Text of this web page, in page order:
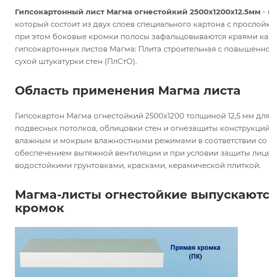
Гипсокартонный лист Магма огнестойкий 2500х1200х12.5мм -
который состоит из двух слоев специального картона с
при этом боковые кромки полосы зафальцовываются краями
гипсокартонных листов Магма: Плита строительная с
сухой штукатурки стен (ПлСтО).
Область применения Магма листа
Гипсокартон Магма огнестойкий 2500х1200 толщиной 12,5 мм
подвесных потолков, облицовки стен и огнезащиты
влажным и мокрым влажностными режимами в соответствии со
обеспечением вытяжной вентиляции и при условии защиты
водостойкими грунтовками, красками, керамической плиткой.
Магма-листы огнестойкие
кромок